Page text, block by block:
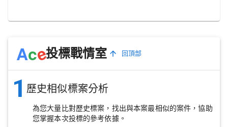
Ace投標戰情室 回頂部
1 歷史相似標案分析
為您大量比對歷史標案，找出與本案最相似的案件，協助
您掌握本次投標的參考依據。